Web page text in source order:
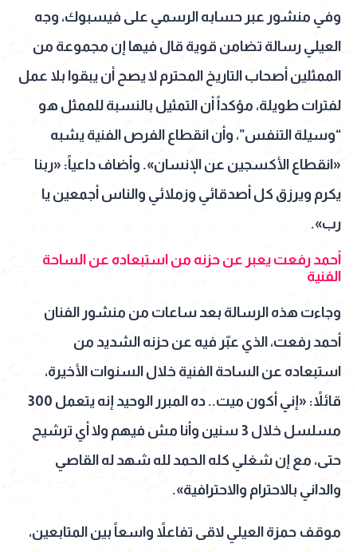
وفي منشور عبر حسابه الرسمي على فيسبوك، وجه
العيلي رسالة تضامن قوية قال فيها إن مجموعة من
الممثلين أصحاب التاريخ المحترم لا يصح أن يبقوا بلا عمل
لفترات طويلة، مؤكداً أن التمثيل بالنسبة للممثل هو
“وسيلة التنفس”، وأن انقطاع الفرص الفنية يشبه
«انقطاع الأكسجين عن الإنسان». وأضاف داعياً: «ربنا
يكرم ويرزق كل أصدقائي وزملائي والناس أجمعين يا
رب».
أحمد رفعت يعبر عن حزنه من استبعاده عن الساحة
الفنية
وجاءت هذه الرسالة بعد ساعات من منشور الفنان
أحمد رفعت، الذي عبّر فيه عن حزنه الشديد من
استبعاده عن الساحة الفنية خلال السنوات الأخيرة،
قائلاً: «إني أكون ميت.. ده المبرر الوحيد إنه يتعمل 300
مسلسل خلال 3 سنين وأنا مش فيهم ولا أي ترشيح
حتى، مع إن شغلي كله الحمد لله شهد له القاصي
والداني بالاحترام والاحترافية».
موقف حمزة العيلي لاقى تفاعلاً واسعاً بين المتابعين،